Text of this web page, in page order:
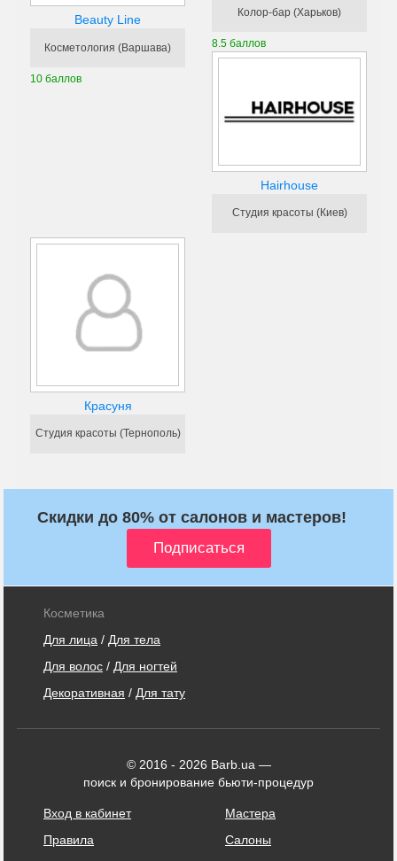
Beauty Line
Косметология (Варшава)
10 баллов
Колор-бар (Харьков)
8.5 баллов
Hairhouse
Студия красоты (Киев)
Красуня
Студия красоты (Тернополь)
Скидки до 80% от салонов и мастеров!
Косметика
Для лица / Для тела
Для волос / Для ногтей
Декоративная / Для тату
© 2016 - 2026 Barb.ua —
поиск и бронирование бьюти-процедур
Вход в кабинет
Правила
Мастера
Салоны